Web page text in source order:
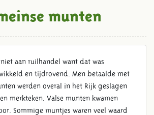
munten
aan ruilhandel want dat was
en tijdrovend. Men betaalde met
werden overal in het Rijk geslagen
merkteken. Valse munten kwamen
Sommige muntjes waren veel waard